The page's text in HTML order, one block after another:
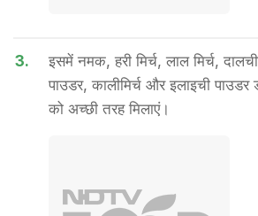
3.
इसमें नमक, हरी मिर्च, लाल मिर्च,
पाउडर, कालीमिर्च और इलाइची
को अच्छी तरह मिलाएं।